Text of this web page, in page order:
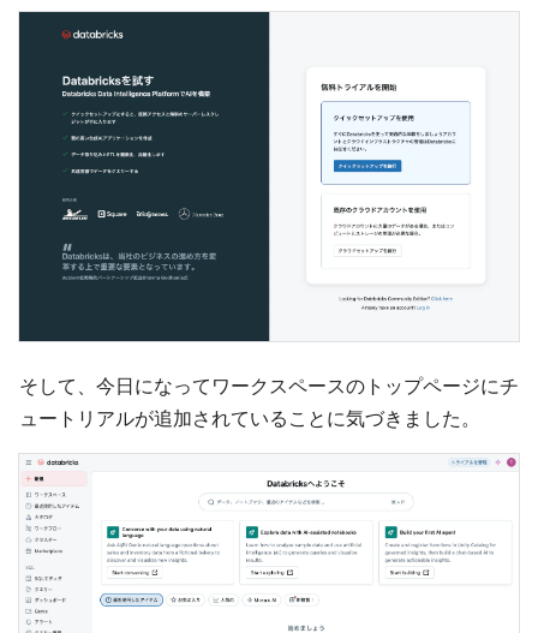
そして、今日になってワークスペースのトップページにチ
ュートリアルが追加されていることに気づきました。